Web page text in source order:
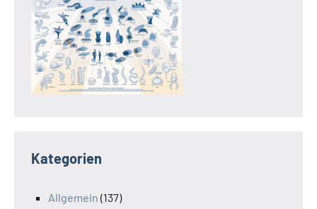
Kategorien
Allgemein (137)